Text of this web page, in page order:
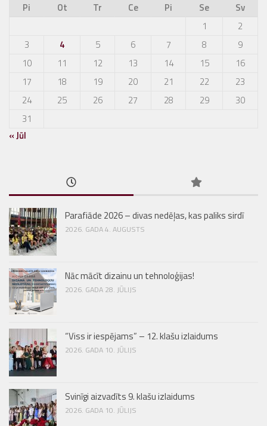
Pi
Ot Tr Ce Pi Se
Sv
1
2
3
4 5 6 7 8
9
10
11 12 13 14 15
16
17
18 19 20 21 22
23
24
25 26 27 28 29
30
31
« Jūl
Parafiāde 2026 – divas nedēļas, kas paliks sirdī
2026. GADA 4. AUGUSTS
Nāc mācīt dizainu un tehnoloģijas!
2026. GADA 28. JŪLIJS
“Viss ir iespējams” – 12. klašu izlaidums
2026. GADA 10. JŪLIJS
Svinīgi aizvadīts 9. klašu izlaidums
2026. GADA 10. JŪLIJS